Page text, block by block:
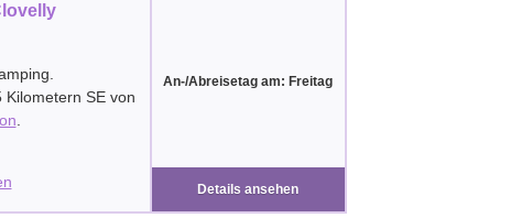
Kilometern SE von
.
An-/Abreisetag am: Freitag
Details ansehen